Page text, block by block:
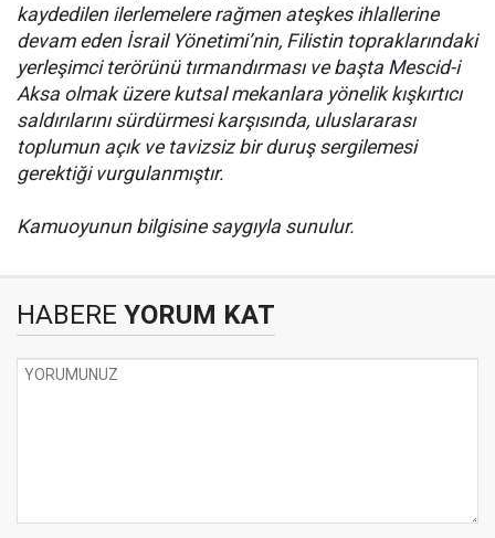
kaydedilen ilerlemelere rağmen ateşkes ihlallerine
devam eden İsrail Yönetimi’nin, Filistin topraklarındaki
yerleşimci terörünü tırmandırması ve başta Mescid-i
Aksa olmak üzere kutsal mekanlara yönelik kışkırtıcı
saldırılarını sürdürmesi karşısında, uluslararası
toplumun açık ve tavizsiz bir duruş sergilemesi
gerektiği vurgulanmıştır.
Kamuoyunun bilgisine saygıyla sunulur.
HABERE YORUM KAT